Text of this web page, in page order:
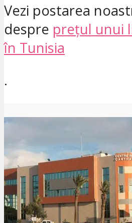
Vezi postarea
despre prețul unui
în Tunisia
.